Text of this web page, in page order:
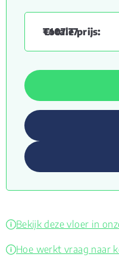
€107.77
Bekijk deze vloer in
Hoe werkt vraag naar